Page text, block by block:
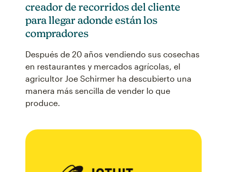
creador de recorridos del cliente
para llegar adonde están los
compradores
Después de 20 años vendiendo sus cosechas
en restaurantes y mercados agrícolas, el
agricultor Joe Schirmer ha descubierto una
manera más sencilla de vender lo que
produce.